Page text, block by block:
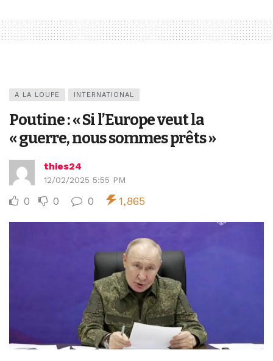
A LA LOUPE INTERNATIONAL
Poutine : « Si l’Europe veut la
« guerre, nous sommes prêts »
thies24
12/02/2025 5:55 PM
0 0 0 1,865